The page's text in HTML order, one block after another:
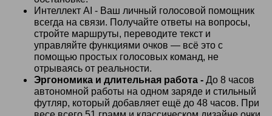
Интеллект AI - Ваш личный голосовой помощник
всегда на связи. Получайте ответы на вопросы,
стройте маршруты, переводите текст и
управляйте функциями очков — всё это с
помощью простых голосовых команд, не
отрываясь от реальности.
Эргономика и длительная работа - До 8 часов
автономной работы на одном заряде и стильный
футляр, который добавляет ещё до 48 часов. При